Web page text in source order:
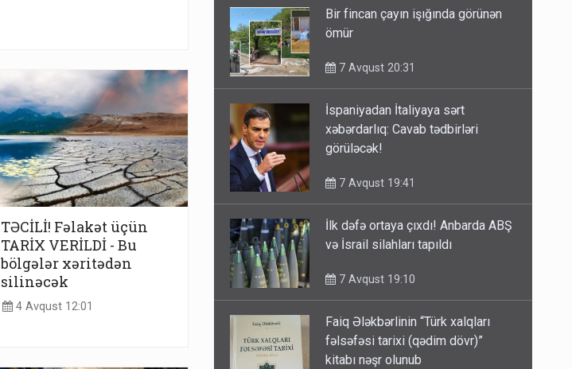
TƏCİLİ! Fəlakət üçün
TARİX VERİLDİ - Bu
bölgələr xəritədən
silinəcək
4 Avqust 12:01
Bir fincan çayın işığında görünən
ömür
7 Avqust 20:31
İspaniyadan İtaliyaya sərt
xəbərdarlıq: Cavab tədbirləri
görüləcək!
7 Avqust 19:41
İlk dəfə ortaya çıxdı! Anbarda ABŞ
və İsrail silahları tapıldı
7 Avqust 19:10
Faiq Ələkbərlinin “Türk xalqları
fəlsəfəsi tarixi (qədim dövr)”
kitabı nəşr olunub